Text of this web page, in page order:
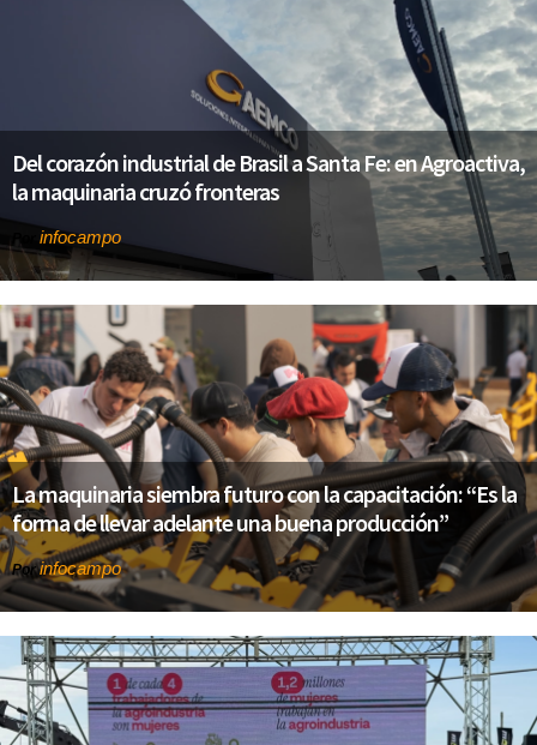
Del corazón industrial de Brasil a Santa Fe: en Agroactiva,
la maquinaria cruzó fronteras
Por infocampo
La maquinaria siembra futuro con la capacitación: “Es la
forma de llevar adelante una buena producción”
Porinfocampo